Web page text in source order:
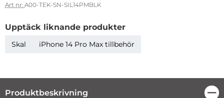
Art nr: A00-TEK-SN-SIL14PMBLK
Upptäck liknande produkter
Skal iPhone 14 Pro Max tillbehör
Produktbeskrivning